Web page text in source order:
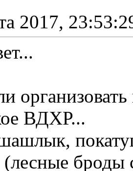
2017,
ВДХР...
броды